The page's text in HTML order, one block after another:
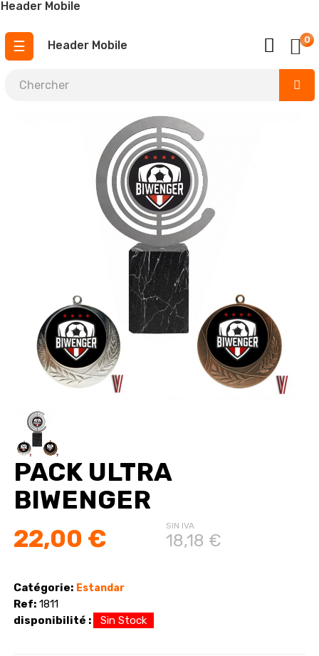
Header Mobile
Basculer
la
☰ 0
Header Mobile
PACK ULTRA
BIWENGER
22,00 € SIN IVA
18,18 €
Catégorie: Estandar
Ref: 1811
disponibilité :
Sin Stock